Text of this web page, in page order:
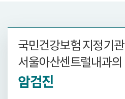
국민건강보험 지정기관
서울아산센트럴내과의
암검진